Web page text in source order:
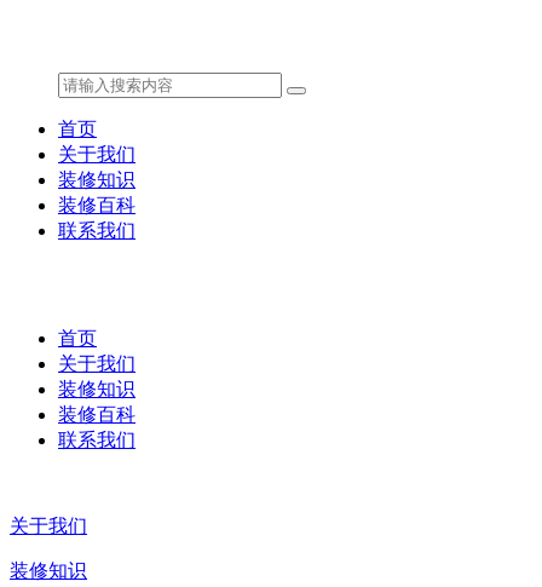
首页
关于我们
装修知识
装修百科
联系我们
首页
关于我们
装修知识
装修百科
联系我们
关于我们
装修知识